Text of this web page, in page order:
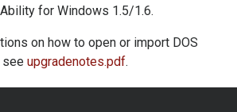
for Windows 1.5/1.6.
on how to open or import DOS
see upgradenotes.pdf.